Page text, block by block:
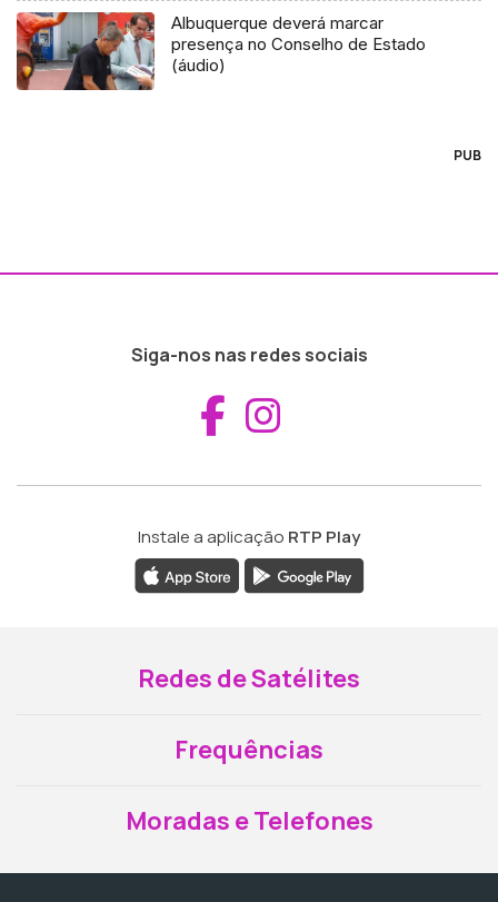
Albuquerque deverá marcar
presença no Conselho de Estado
(áudio)
PUB
Siga-nos nas redes sociais
Aceder ao
Instale a aplicação RTP Play
Redes de Satélites
Frequências
Moradas e Telefones